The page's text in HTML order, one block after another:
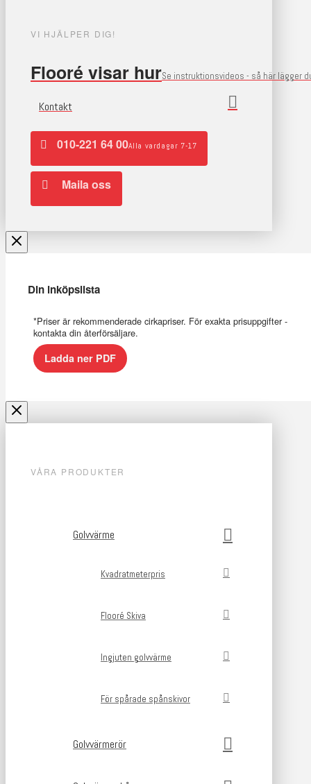
VI HJÄLPER DIG!
Flooré visar hurSe instruktionsvideos - så här lägger
Kontakt
010-221 64 00Alla vardagar 7-17
Maila oss
Din inköpslista
*Priser är rekommenderade cirkapriser. För exakta prisuppgifter -
kontakta din återförsäljare.
Ladda ner PDF
VÅRA PRODUKTER
Golvvärme
Kvadratmeterpris
Flooré Skiva
Ingjuten golvvärme
För spårade spånskivor
Golvvärmerör